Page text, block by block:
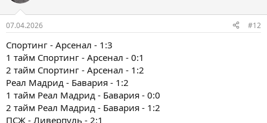
07.04.2026 #12
Спортинг - Арсенал - 1:3
1 тайм Спортинг - Арсенал - 0:1
2 тайм Спортинг - Арсенал - 1:2
Реал Мадрид - Бавария - 1:2
1 тайм Реал Мадрид - Бавария - 0:0
2 тайм Реал Мадрид - Бавария - 1:2
ПСЖ - Ливерпуль - 2:1